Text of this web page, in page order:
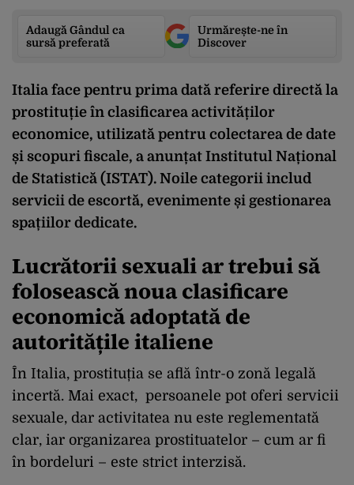
Adaugă Gândul ca
sursă preferată
Urmărește-ne în
Discover
Italia face pentru prima dată referire directă la
prostituție în clasificarea activităților
economice, utilizată pentru colectarea de date
și scopuri fiscale, a anunțat Institutul Național
de Statistică (ISTAT). Noile categorii includ
servicii de escortă, evenimente și gestionarea
spațiilor dedicate.
Lucrătorii sexuali ar trebui să
folosească noua clasificare
economică adoptată de
autoritățile italiene
În Italia, prostituția se află într-o zonă legală
incertă. Mai exact, persoanele pot oferi servicii
sexuale, dar activitatea nu este reglementată
clar, iar organizarea prostituatelor – cum ar fi
în bordeluri – este strict interzisă.